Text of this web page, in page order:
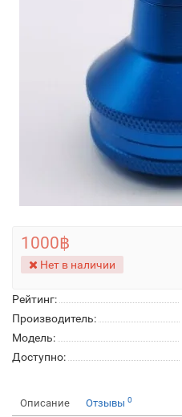
Рейтинг:
Производитель:
Модель:
Доступно:
1000฿
Нет в наличии
Описание Отзывы 0